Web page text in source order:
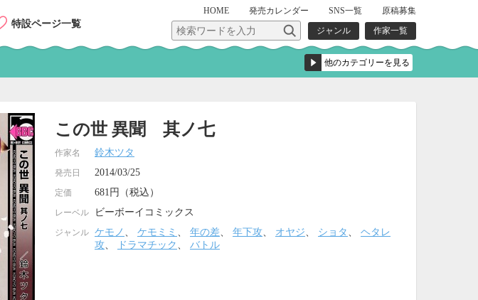
HOME 発売カレンダー SNS一覧
原稿募集
ジャンル
作家一覧
特設ページ一覧
この世 異聞 其ノ七
作家名 鈴木ツタ
発売日 2014/03/25
定価 681円（税込）
レーベル ビーボーイコミックス
ジャンル ケモノ 、 ケモミミ 、 年の差、 年下攻、 オヤジ、 ショタ 、 ヘタレ
攻、 ドラマチック 、 バトル